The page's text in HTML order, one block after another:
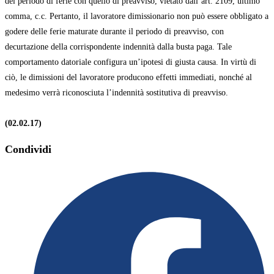
comma, c.c. Pertanto, il lavoratore dimissionario non può essere obbligato a
godere delle ferie maturate durante il periodo di preavviso, con
decurtazione della corrispondente indennità dalla busta paga. Tale
comportamento datoriale configura un’ipotesi di giusta causa. In virtù di
ciò, le dimissioni del lavoratore producono effetti immediati, nonché al
medesimo verrà riconosciuta l’indennità sostitutiva di preavviso.
(02.02.17)
Condividi
window